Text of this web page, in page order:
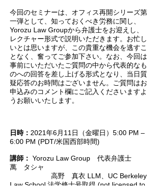
今回のセミナーは、オフィス再開シリーズ第
一弾として、知っておくべき労務に関し、
Yorozu Law Groupから弁護士をお迎えし、
レクチャー形式で説明いただきます。お忙し
いとは思いますが、この貴重な機会を逃すこ
となく、奮ってご参加下さい。なお、今回は
事前にいただいたご質問の中から代表的なも
のへの回答を差し上げる形式となり、当日質
疑応答のお時間はございません。ご質問はお
申込みのコメント欄にご記入くださいますよ
うお願いいたします。
日時： 2021年6月11日（金曜日）5:00 PM –
6:00 PM (PDT/米国西部時間)
講師： Yorozu Law Group 代表弁護士
萬 タシャ
高野 真衣 LLM、UC Berkeley
Law School 法学修士号取得 (not licensed to